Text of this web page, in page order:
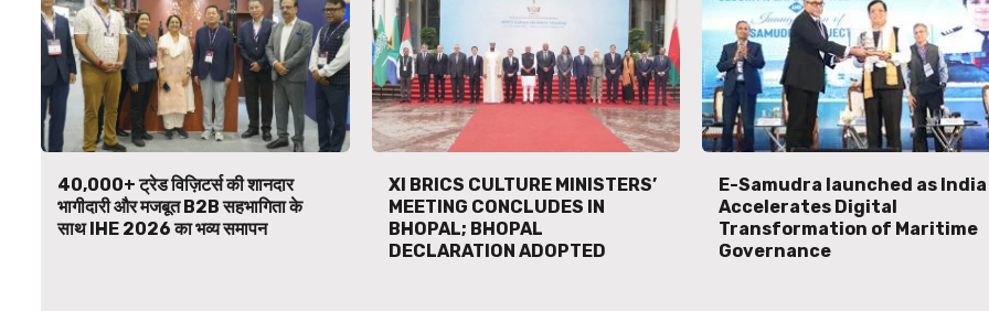
40,000+ ट्रेड विज़िटर्स की शानदार
भागीदारी और मजबूत B2B सहभागिता के
साथ IHE 2026 का भव्य समापन
XI BRICS CULTURE MINISTERS’
MEETING CONCLUDES IN
BHOPAL; BHOPAL
DECLARATION ADOPTED
E-Samudra launched as India
Accelerates Digital
Transformation of Maritime
Governance